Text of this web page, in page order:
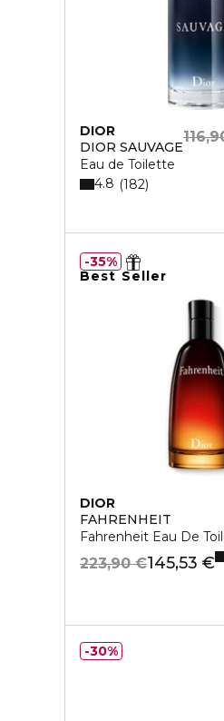
DIOR
DIOR SAUVAGE
Eau de Toilette
4.8 182
Best Seller
DIOR
FAHRENHEIT
Fahrenheit Eau De
145,53 €
223,90 €
35%
30%